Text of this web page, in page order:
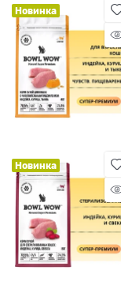
Новинка
Новинка